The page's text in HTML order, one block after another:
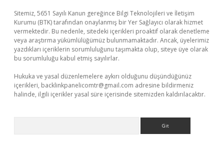
Sitemiz, 5651 Sayılı Kanun gereğince Bilgi Teknolojileri ve İletişim
Kurumu (BTK) tarafından onaylanmış bir Yer Sağlayıcı olarak hizmet
vermektedir. Bu nedenle, sitedeki içerikleri proaktif olarak denetleme
veya araştırma yükümlülüğümüz bulunmamaktadır. Ancak, üyelerimiz
yazdıkları içeriklerin sorumluluğunu taşımakta olup, siteye üye olarak
bu sorumluluğu kabul etmiş sayılırlar.
Hukuka ve yasal düzenlemelere aykırı olduğunu düşündüğünüz
içerikleri, backlinkpanelicomtr@gmail.com adresine bildirmeniz
halinde, ilgili içerikler yasal süre içerisinde sitemizden kaldırılacaktır.